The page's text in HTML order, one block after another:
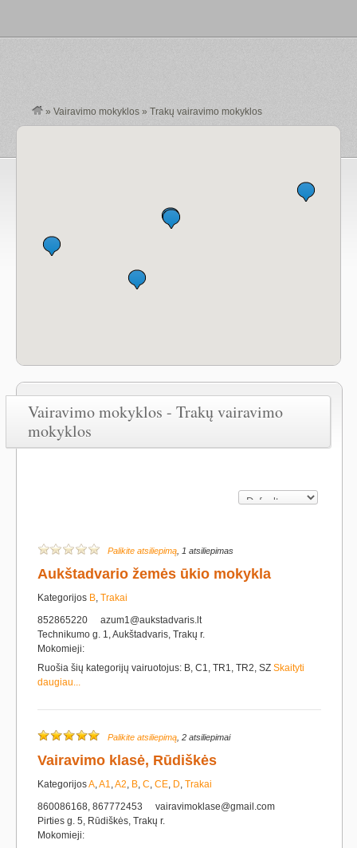
» Vairavimo mokyklos » Trakų vairavimo mokyklos
Vairavimo mokyklos - Trakų vairavimo
mokyklos
Palikite atsiliepimą , 1 atsiliepimas
Aukštadvario žemės ūkio mokykla
Kategorijos B, Trakai
852865220
azum1@aukstadvaris.lt
Technikumo g. 1, Aukštadvaris, Trakų r.
Mokomieji:
Ruošia šių kategorijų vairuotojus: B, C1, TR1, TR2, SZ Skaityti
daugiau...
Palikite atsiliepimą , 2 atsiliepimai
Vairavimo klasė, Rūdiškės
KategorijosA,A1,A2, B, C, CE, D, Trakai
860086168, 867772453
vairavimoklase@gmail.com
Pirties g. 5, Rūdiškės, Trakų r.
Mokomieji: